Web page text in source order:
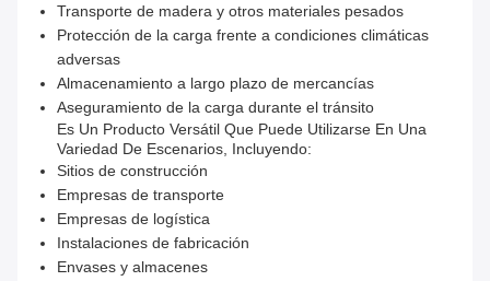
Transporte de madera y otros materiales pesados
Protección de la carga frente a condiciones climáticas
adversas
Almacenamiento a largo plazo de mercancías
Aseguramiento de la carga durante el tránsito
Es Un Producto Versátil Que Puede Utilizarse En Una
Variedad De Escenarios, Incluyendo:
Sitios de construcción
Empresas de transporte
Empresas de logística
Instalaciones de fabricación
Envases y almacenes